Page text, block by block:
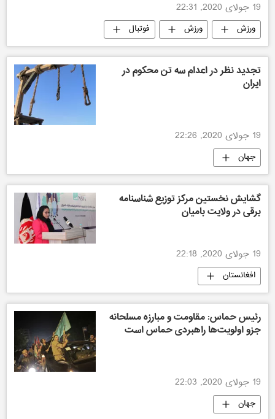
19 جولای 2020, 22:31
ورزش ورزش فوتبال
تجدید نظر در اعدام سه تن محکوم در
ایران
19 جولای 2020, 22:26
جهان
گشایش نخستین مرکز توزیع شناسنامه
برقی در ولایت بامیان
19 جولای 2020, 22:18
افغانستان
رئیس حماس: مقاومت و مبارزه مسلحانه
جزو اولویت‌ها راهبردی حماس است
19 جولای 2020, 22:03
جهان